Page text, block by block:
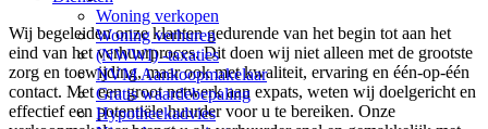
Woning verkopen
Woning verhuren
(NWWI) -taxaties
NVM Aankoopmakelaar
Gratis waardebepaling
Hypotheekadvies
Wij begeleiden onze klanten gedurende van het begin tot aan het
eind van het verhuurproces. Dit doen wij niet alleen met de grootste
zorg en toewijding, maar ook met kwaliteit, ervaring en één-op-één
contact. Met een groot netwerk aan expats, weten wij doelgericht en
effectief een potentiële huurder voor u te bereiken. Onze